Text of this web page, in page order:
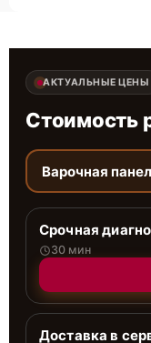
АКТУАЛЬНЫЕ ЦЕНЫ
Стоимость
Варочная
Срочная
30 мин
Доставка в